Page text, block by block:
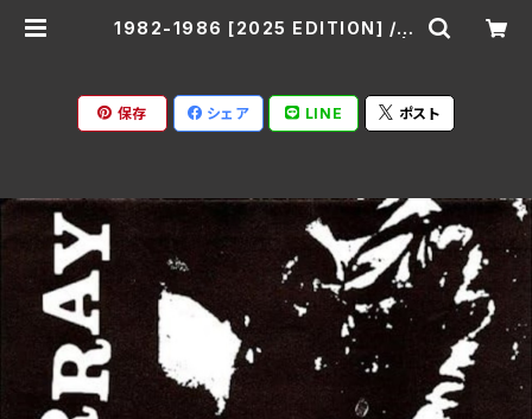
1982-1986 [2025 EDITION] /DI
保存 シェア LINE ポスト